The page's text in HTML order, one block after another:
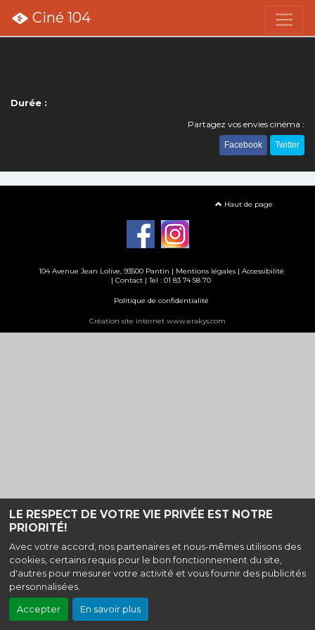
LE RESPECT DE VOTRE VIE PRIVÉE EST NOTRE
PRIORITÉ!
Avec votre accord, nos partenaires et nous-mêmes utilisons des
cookies, certains requis pour le bon fonctionnement du site,
d'autres pour mesurer votre activité et vous fournir des publicités
personnalisées.
Accepter En savoir plus
Ciné 104
Durée :
Partagez vos envies cinéma :
Facebook Twitter
Haut de page
104 Avenue Jean Lolive, 93500 Pantin | Mentions légales| Accessibilité
| Contact | Tel : 01 83 74 58 70
Politique de confidentialité
Création site internet www.erakys.com